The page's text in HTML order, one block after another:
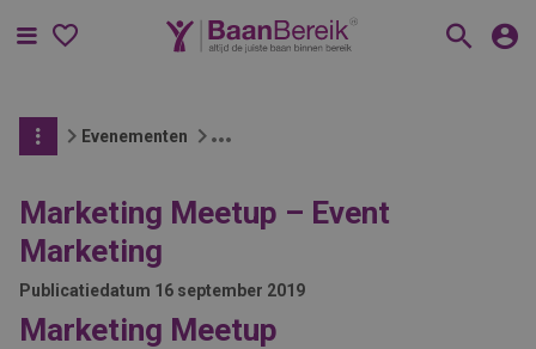
Menu
Evenementen
Marketing Meetup – Event
Marketing
Publicatiedatum 16 september 2019
Marketing Meetup